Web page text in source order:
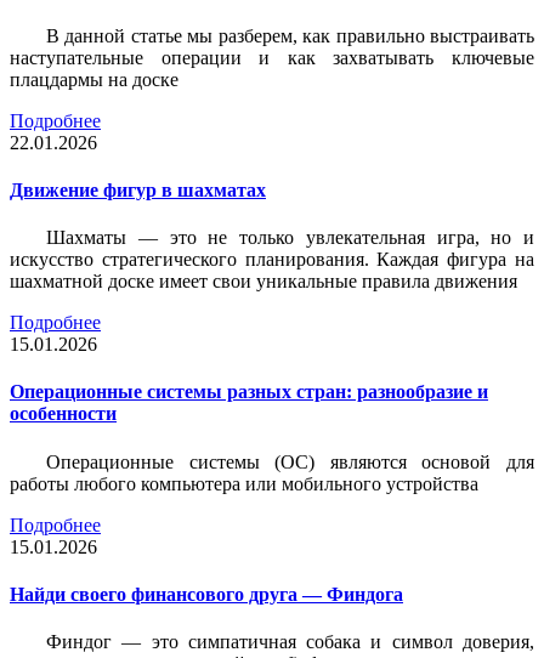
В данной статье мы разберем, как правильно выстраивать
наступательные операции и как захватывать ключевые
плацдармы на доске
Подробнее
22.01.2026
Движение фигур в шахматах
Шахматы — это не только увлекательная игра, но и
искусство стратегического планирования. Каждая фигура на
шахматной доске имеет свои уникальные правила движения
Подробнее
15.01.2026
Операционные системы разных стран: разнообразие и
особенности
Операционные системы (ОС) являются основой для
работы любого компьютера или мобильного устройства
Подробнее
15.01.2026
Найди своего финансового друга — Финдога
Финдог — это симпатичная собака и символ доверия,